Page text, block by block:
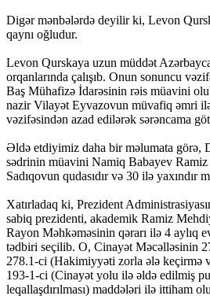
Digər mənbələrdə deyilir ki, Levon
qaynı oğludur.
Levon Qurskaya uzun müddət
orqanlarında çalışıb. Onun sonuncu
Baş Mühafizə İdarəsinin rəis müavini
nazir Vilayət Eyvazovun müvafiq əmri
vəzifəsindən azad edilərək sərəncama
Əldə etdiyimiz daha bir məlumata görə,
sədrinin müavini Namiq Babayev Ramiz
Sadıqovun qudasıdır və 30 ilə yaxındır
Xatırladaq ki, Prezident
sabiq prezidenti, akademik Ramiz
Rayon Məhkəməsinin qərarı ilə 4 aylıq
tədbiri seçilib. O, Cinayət Məcəlləsinin
278.1-ci (Hakimiyyəti zorla ələ keçirmə
193-1-ci (Cinayət yolu ilə əldə edilmiş
leqallaşdırılması) maddələri ilə ittiham